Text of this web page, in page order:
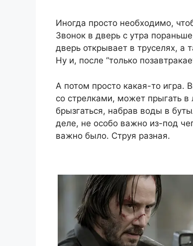
Иногда просто необходимо,
Звонок в дверь с утра
дверь открывает в труселях, а
Ну и, после “только
А потом просто какая-то игра.
со стрелками, может прыгать в
брызгаться, набрав воды в
деле, не особо важно из-под
важно было. Струя разная.